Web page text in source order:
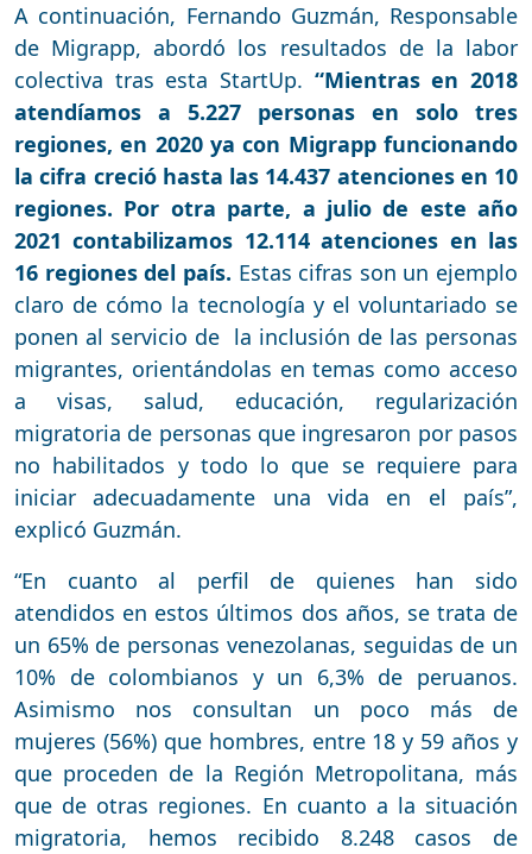
A continuación, Fernando Guzmán, Responsable
de Migrapp, abordó los resultados de la labor
colectiva tras esta StartUp. “Mientras en 2018
atendíamos a 5.227 personas en solo tres
regiones, en 2020 ya con Migrapp funcionando
la cifra creció hasta las 14.437 atenciones en 10
regiones. Por otra parte, a julio de este año
2021 contabilizamos 12.114 atenciones en las
16 regiones del país. Estas cifras son un ejemplo
claro de cómo la tecnología y el voluntariado se
ponen al servicio de la inclusión de las personas
migrantes, orientándolas en temas como acceso
a visas, salud, educación, regularización
migratoria de personas que ingresaron por pasos
no habilitados y todo lo que se requiere para
iniciar adecuadamente una vida en el país”,
explicó Guzmán.
“En cuanto al perfil de quienes han sido
atendidos en estos últimos dos años, se trata de
un 65% de personas venezolanas, seguidas de un
10% de colombianos y un 6,3% de peruanos.
Asimismo nos consultan un poco más de
mujeres (56%) que hombres, entre 18 y 59 años y
que proceden de la Región Metropolitana, más
que de otras regiones. En cuanto a la situación
migratoria, hemos recibido 8.248 casos de